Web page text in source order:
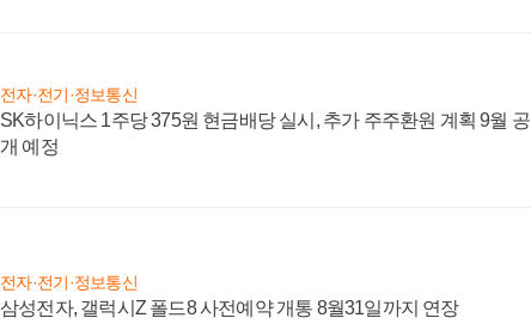
전자·전기·정보통신
SK하이닉스 1주당 375원 현금배당 실시, 추가 주주환원 계획 9월 공
개 예정
전자·전기·정보통신
삼성전자, 갤럭시Z 폴드8 사전예약 개통 8월31일까지 연장